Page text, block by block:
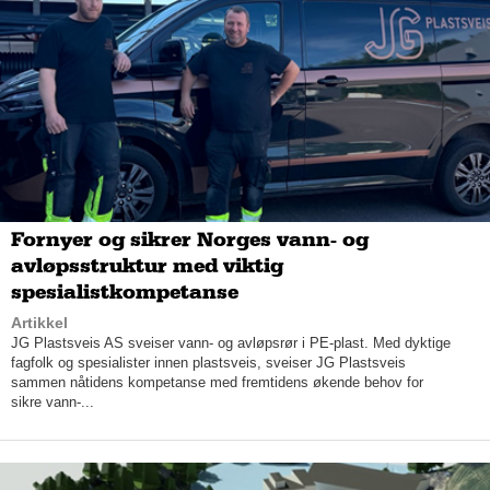
her på Oslo Vest, forklarer Even.
Videre betegner Even
Nissan-forhandlerens beliggenhet som
én av Norges beste – helt inntil E18, med synlig profilering og
god tilkomst.
Jon fremholder at Mobile Skøyen er en såkalt concept store,
med et noe annerledes konsept enn andre forhandlere. For
hva er vel mer unikt for en bilforhandler enn å tilby kundene is
og brus, gratis bilvask i forbindelse med service,og utvidede
åpningstider?
Fornyer og sikrer Norges vann- og
avløpsstruktur med viktig
spesialistkompetanse
Artikkel
JG Plastsveis AS sveiser vann- og avløpsrør i PE-plast. Med dyktige
fagfolk og spesialister innen plastsveis, sveiser JG Plastsveis
sammen nåtidens kompetanse med fremtidens økende behov for
sikre vann-...